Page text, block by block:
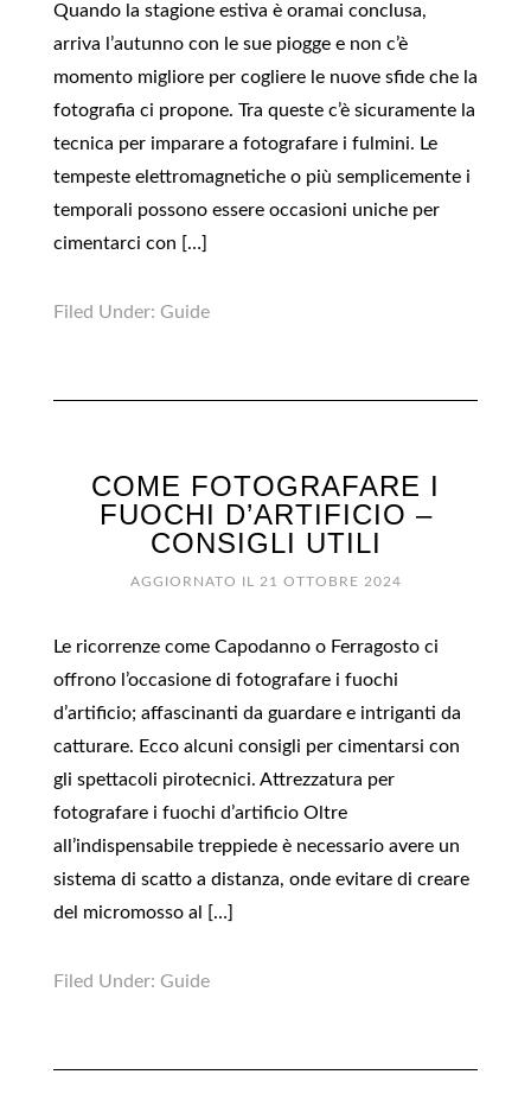
Quando la stagione estiva è oramai conclusa,
arriva l’autunno con le sue piogge e non c’è
momento migliore per cogliere le nuove sfide che la
fotografia ci propone. Tra queste c’è sicuramente la
tecnica per imparare a fotografare i fulmini. Le
tempeste elettromagnetiche o più semplicemente i
temporali possono essere occasioni uniche per
cimentarci con […]
Filed Under: Guide
COME FOTOGRAFARE I
FUOCHI D’ARTIFICIO –
CONSIGLI UTILI
AGGIORNATO IL 21 OTTOBRE 2024
Le ricorrenze come Capodanno o Ferragosto ci
offrono l’occasione di fotografare i fuochi
d’artificio; affascinanti da guardare e intriganti da
catturare. Ecco alcuni consigli per cimentarsi con
gli spettacoli pirotecnici. Attrezzatura per
fotografare i fuochi d’artificio Oltre
all’indispensabile treppiede è necessario avere un
sistema di scatto a distanza, onde evitare di creare
del micromosso al […]
Filed Under: Guide